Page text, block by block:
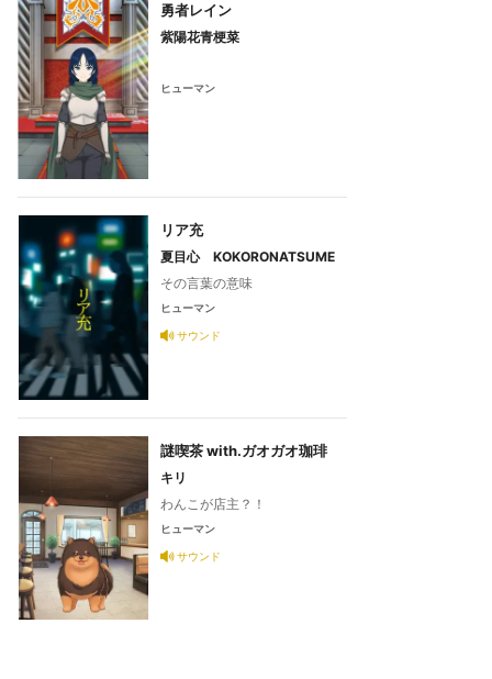
勇者レイン
紫陽花青梗菜
ヒューマン
リア充
夏目心 KOKORONATSUME
その言葉の意味
ヒューマン
サウンド
謎喫茶 with.ガオガオ珈琲
キリ
わんこが店主？！
ヒューマン
サウンド